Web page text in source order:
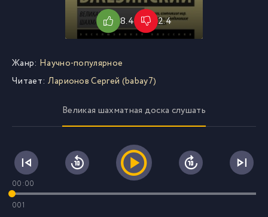
8.4 2.4
Жанр: Научно-популярное
Читает: Ларионов Сергей (babay7)
Великая шахматная доска слушать
00:00
001